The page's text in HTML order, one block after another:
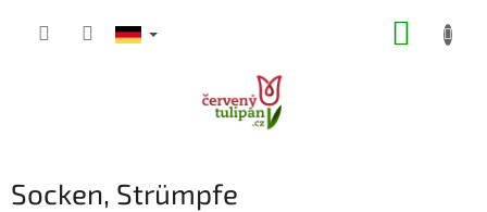
Socken, Strümpfe